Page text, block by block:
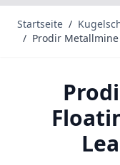
Startseite /
/ Prodir